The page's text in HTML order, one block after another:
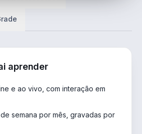
aprender
e ao vivo, com interação em
de semana por mês, gravadas por